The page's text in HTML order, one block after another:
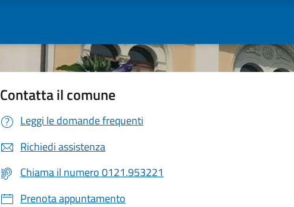
Contatta il comune
Leggi le domande frequenti
Richiedi assistenza
Chiama il numero 0121.953221
Prenota appuntamento